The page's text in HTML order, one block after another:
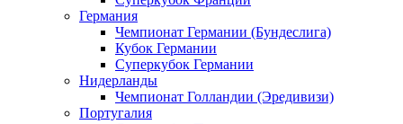
Германия
Чемпионат Германии (Бундеслига)
Кубок Германии
Суперкубок Германии
Нидерланды
Чемпионат Голландии (Эредивизи)
Португалия